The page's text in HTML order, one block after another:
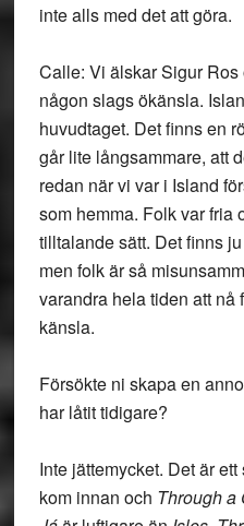
inte alls med det att göra.
Calle: Vi älskar Sigur
någon slags ökänsla.
huvudtaget. Det finns en
går lite långsammare, att
redan när vi var i Island
som hemma. Folk var fria
tilltalande sätt. Det finns
men folk är så
varandra hela tiden att nå
känsla.
Försökte ni skapa en
har låtit tidigare?
Inte jättemycket. Det är ett
kom innan och Through a